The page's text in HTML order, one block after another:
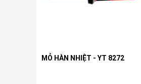
MỎ HÀN NHIỆT - YT 8272